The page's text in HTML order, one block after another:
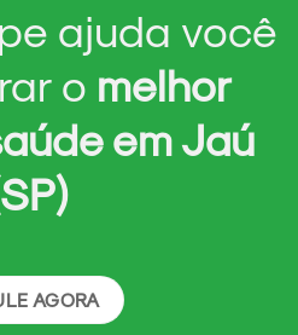
ajuda você
o melhor
emJaú
AGORA